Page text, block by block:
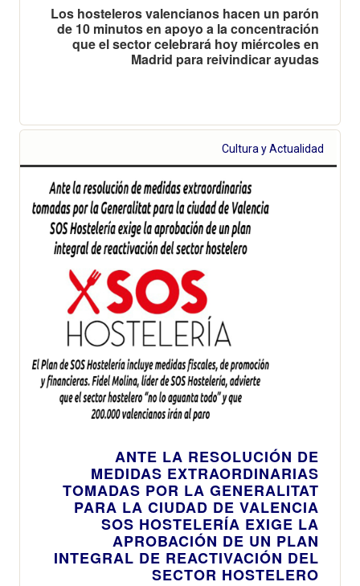
Los hosteleros valencianos hacen un parón
de 10 minutos en apoyo a la concentración
que el sector celebrará hoy miércoles en
Madrid para reivindicar ayudas
Cultura y Actualidad
ANTE LA RESOLUCIÓN DE
MEDIDAS EXTRAORDINARIAS
TOMADAS POR LA GENERALITAT
PARA LA CIUDAD DE VALENCIA
SOS HOSTELERÍA EXIGE LA
APROBACIÓN DE UN PLAN
INTEGRAL DE REACTIVACIÓN DEL
SECTOR HOSTELERO